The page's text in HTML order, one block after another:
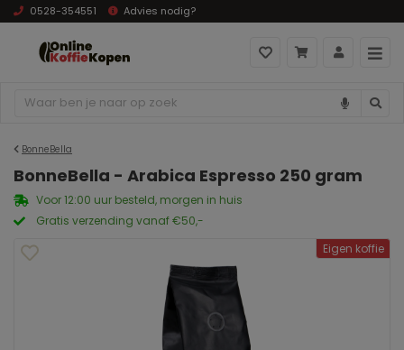
0528-354551 Advies nodig?
BonneBella
BonneBella - Arabica Espresso 250 gram
Eigen koffie
Voor 12:00 uur besteld, morgen in huis
Gratis verzending vanaf €50,-